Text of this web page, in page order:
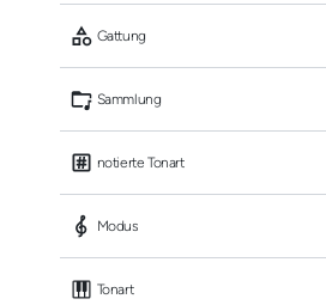
Gattung
Sammlung
notierte Tonart
Modus
Tonart